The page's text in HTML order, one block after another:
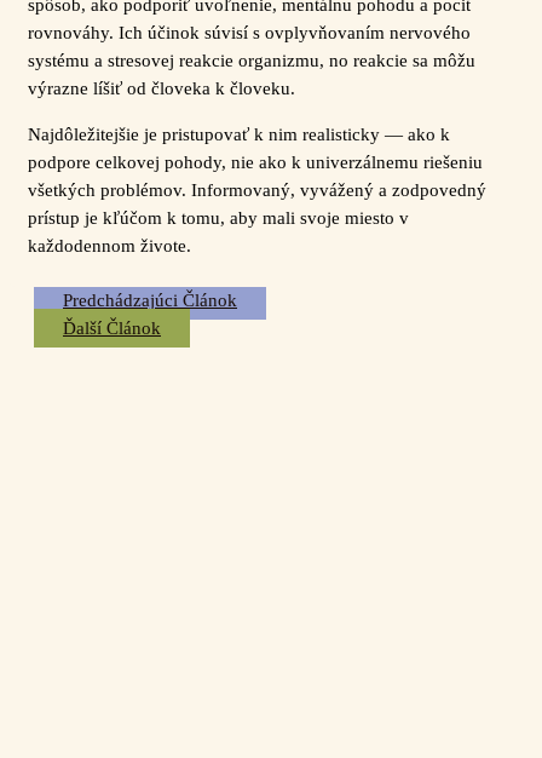
spôsob, ako podporiť uvoľnenie, mentálnu pohodu a pocit
rovnováhy. Ich účinok súvisí s ovplyvňovaním nervového
systému a stresovej reakcie organizmu, no reakcie sa môžu
výrazne líšiť od človeka k človeku.
Najdôležitejšie je pristupovať k nim realisticky — ako k
podpore celkovej pohody, nie ako k univerzálnemu riešeniu
všetkých problémov. Informovaný, vyvážený a zodpovedný
prístup je kľúčom k tomu, aby mali svoje miesto v
každodennom živote.
Predchádzajúci Článok
Ďalší Článok